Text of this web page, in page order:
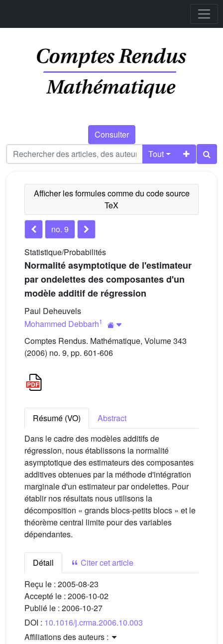
Consulter
Tout
no. 9
Statistique/Probabilités
Normalité asymptotique de l'estimateur
par ondelettes des composantes d'un
modèle additif de régression
Paul Deheuvels
Mohammed Debbarh1
Comptes Rendus. Mathématique, Volume 343
(2006) no. 9, pp. 601-606
Résumé (VO)
Abstract
Dans le cadre des modèles additifs de
régression, nous établissons la normalité
asymptotique des estimateurs des composantes
additives obtenues par la méthode d'intégration
marginale d'un estimateur par ondelettes. Pour
établir nos résultats nous utilisons la
décomposition « grands blocs-petits blocs » et le
théorème central limite pour des variables
dépendantes.
Détail
Citer cet article
Reçu le : 2005-08-23
Accepté le : 2006-10-02
Publié le : 2006-10-27
DOI : 10.1016/j.crma.2006.10.003
Affiliations des auteurs :